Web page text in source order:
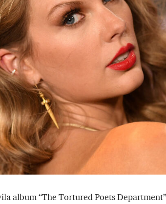
album “The Tortured Poets